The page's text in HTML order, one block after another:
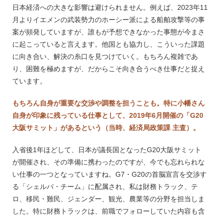
日本経済への大きな影響は避けられません。例えば、2023年11
月よりイエメンの武装勢力のホーシー派による船舶攻撃等の事
案が頻発していますが、誰もが予想できなかった事態が今まさ
に起こっていると言えます。他国とも協力し、こういった課題
に向き合い、解決の糸口を見つけていく。もちろん複雑であ
り、困難を極めますが、だからこそ向き合うべき仕事だと捉え
ています。
もちろん自身が重要な交渉や調整を担うことも。特に小幡さん
自身が印象に残っている仕事として、2019年6月開催の「G20
大阪サミット」があるという（当時、経済局政策課 主査）。
入省後1年ほどして、日本が議長国となったG20大阪サミット
が開催され、その準備に携わったのですが、今でも忘れられな
い仕事の一つとなっていますね。G7・G20の首脳宣言を交渉す
る「シェルパ・チーム」に配属され、私は財務トラック、テ
ロ、移民・難民、ジェンダー、観光、農業等の分野を担当しま
した。特に財務トラックは、前職でフォローしていた内容も含